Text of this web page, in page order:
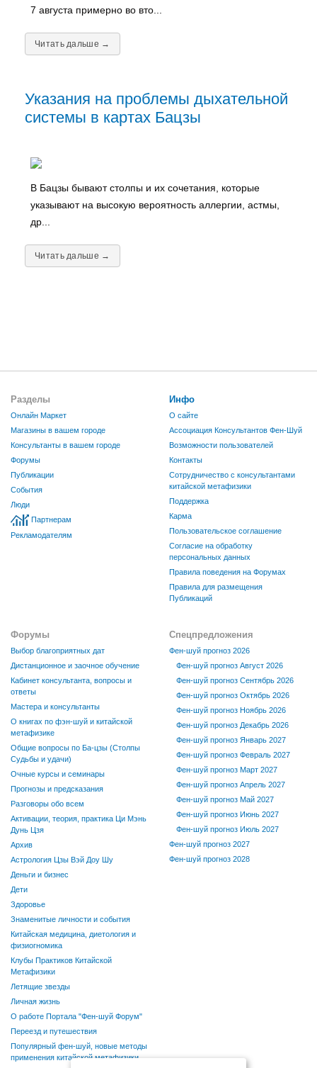
7 августа примерно во вто...
Читать дальше →
Указания на проблемы дыхательной
системы в картах Бацзы
В Бацзы бывают столпы и их сочетания, которые
указывают на высокую вероятность аллергии, астмы,
др...
Читать дальше →
Разделы
Онлайн Маркет
Магазины в вашем городе
Консультанты в вашем городе
Форумы
Публикации
События
Люди
Партнерам
Рекламодателям
Инфо
О сайте
Ассоциация Консультантов Фен-Шуй
Возможности пользователей
Контакты
Сотрудничество с консультантами
китайской метафизики
Поддержка
Карма
Пользовательское соглашение
Согласие на обработку
персональных данных
Правила поведения на Форумах
Правила для размещения
Публикаций
Форумы
Выбор благоприятных дат
Дистанционное и заочное обучение
Кабинет консультанта, вопросы и
ответы
Мастера и консультанты
О книгах по фэн-шуй и китайской
метафизике
Общие вопросы по Ба-цзы (Столпы
Судьбы и удачи)
Очные курсы и семинары
Прогнозы и предсказания
Разговоры обо всем
Активации, теория, практика Ци Мэнь
Дунь Цзя
Архив
Астрология Цзы Вэй Доу Шу
Деньги и бизнес
Дети
Здоровье
Знаменитые личности и события
Китайская медицина, диетология и
физиогномика
Клубы Практиков Китайской
Метафизики
Летящие звезды
Личная жизнь
О работе Портала "Фен-шуй Форум"
Переезд и путешествия
Популярный фен-шуй, новые методы
применения китайской метафизики
Спецпредложения
Фен-шуй прогноз 2026
Фен-шуй прогноз Август 2026
Фен-шуй прогноз Сентябрь 2026
Фен-шуй прогноз Октябрь 2026
Фен-шуй прогноз Ноябрь 2026
Фен-шуй прогноз Декабрь 2026
Фен-шуй прогноз Январь 2027
Фен-шуй прогноз Февраль 2027
Фен-шуй прогноз Март 2027
Фен-шуй прогноз Апрель 2027
Фен-шуй прогноз Май 2027
Фен-шуй прогноз Июнь 2027
Фен-шуй прогноз Июль 2027
Фен-шуй прогноз 2027
Фен-шуй прогноз 2028